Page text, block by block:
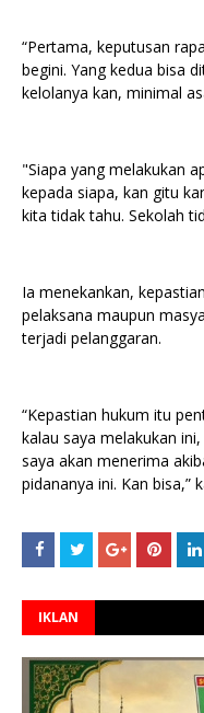
“Pertama, keputusan
begini. Yang kedua bisa
kelolanya kan, minimal
"Siapa yang melakukan
kepada siapa, kan gitu
kita tidak tahu. Sekolah
Ia menekankan,
pelaksana maupun
terjadi pelanggaran.
“Kepastian hukum itu
kalau saya melakukan
saya akan menerima
pidananya ini. Kan bisa,”
IKLAN